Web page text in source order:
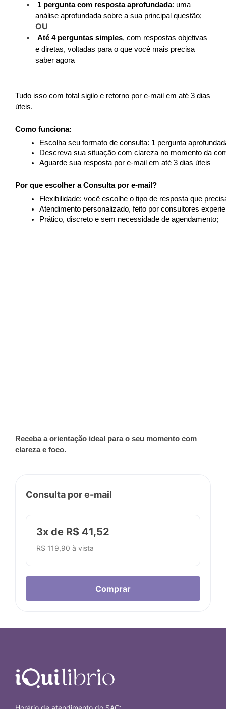
1 pergunta com resposta aprofundada: uma
OU
Até 4 perguntas simples, com respostas objetivas
e diretas, voltadas para o que você mais precisa
saber agora
Tudo isso com total sigilo e retorno por e-mail em até 3 dias
úteis.
Como funciona:
Escolha seu formato de consulta: 1 pergunta
Descreva sua situação com clareza no momento da
Aguarde sua resposta por e-mail em até 3 dias úteis
Por que escolher a Consulta por e-mail?
Flexibilidade: você escolhe o tipo de resposta que
Atendimento personalizado, feito por consultores
Prático, discreto e sem necessidade de agendamento;
Receba a orientação ideal para o seu momento com
clareza e foco.
Consulta por e-mail
3x de R$ 41,52
R$ 119,90 à vista